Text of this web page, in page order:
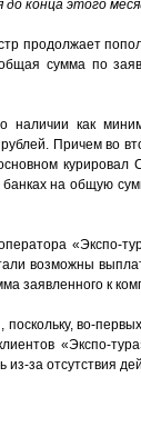
конца этого
продолжает
сумма по
как
Причем во
на общую
«Экспо-
возможны
заявленного к
во-
«Экспо-
за отсутствия